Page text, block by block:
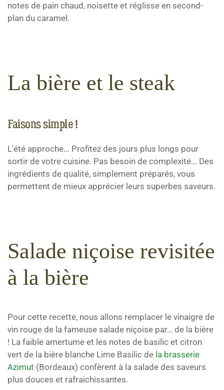
notes de pain chaud, noisette et réglisse en second-
plan du caramel.
La bière et le steak
Faisons simple !
L'été approche... Profitez des jours plus longs pour
sortir de votre cuisine. Pas besoin de complexité... Des
ingrédients de qualité, simplement préparés, vous
permettent de mieux apprécier leurs superbes saveurs.
Salade niçoise revisitée
à la bière
Pour cette recette, nous allons remplacer le vinaigre de
vin rouge de la fameuse salade niçoise par… de la bière
! La faible amertume et les notes de basilic et citron
vert de la bière blanche Lime Basilic de la brasserie
Azimut (Bordeaux) confèrent à la salade des saveurs
plus douces et rafraichissantes.